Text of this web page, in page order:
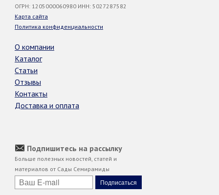
ОГРН: 1205000060980 ИНН: 5027287582
Карта сайта
Политика конфиденциальности
О компании
Каталог
Статьи
Отзывы
Контакты
Доставка и оплата
Подпишитесь на рассылку
Больше полезных новостей, статей и
материалов от Сады Семирамиды